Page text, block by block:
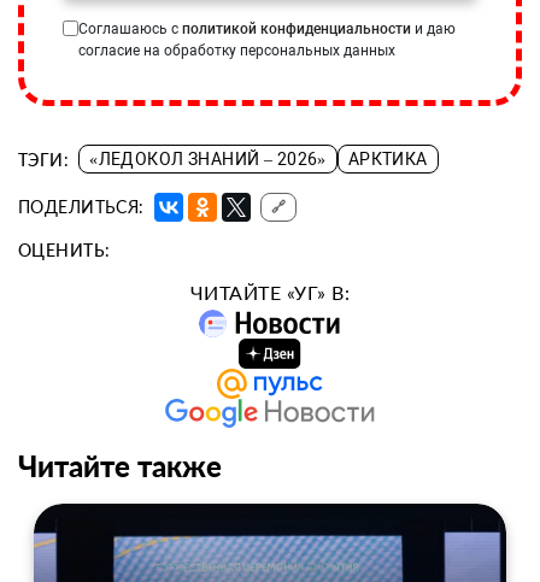
Соглашаюсь с политикой конфиденциальности и даю
согласие на обработку персональных данных
ТЭГИ: «ЛЕДОКОЛ ЗНАНИЙ – 2026» АРКТИКА
ПОДЕЛИТЬСЯ: 🔗
ОЦЕНИТЬ:
ЧИТАЙТЕ «УГ» В:
Читайте также